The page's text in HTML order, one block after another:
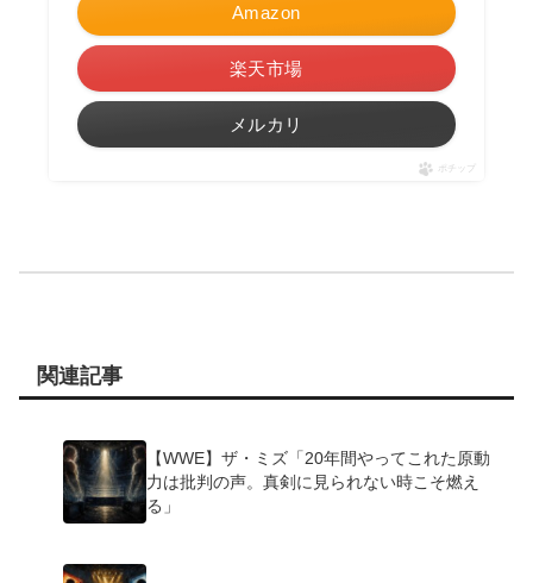
Amazon
楽天市場
メルカリ
ポチップ
関連記事
【WWE】ザ・ミズ「20年間やってこれた原動
力は批判の声。真剣に見られない時こそ燃え
る」